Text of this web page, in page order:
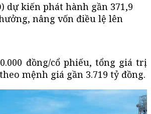
dự kiến phát hành gần 371,9
nâng vốn điều lệ lên
đồng/cổ phiếu, tổng giá trị
mệnh giá gần 3.719 tỷ đồng.